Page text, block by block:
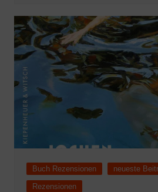
Buch Rezensionen
neueste
Rezensionen